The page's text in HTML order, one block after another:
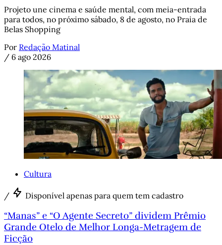
Projeto une cinema e saúde mental, com meia-entrada
para todos, no próximo sábado, 8 de agosto, no Praia de
Belas Shopping
Por Redação Matinal
/ 6 ago 2026
Cultura
/ Disponível apenas para quem tem cadastro
“Manas” e “O Agente Secreto” dividem Prêmio
Grande Otelo de Melhor Longa-Metragem de
Ficção